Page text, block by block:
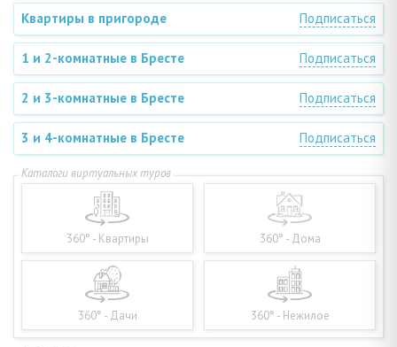
Квартиры в пригороде Подписаться
1 и 2-комнатные в Бресте Подписаться
2 и 3-комнатные в Бресте Подписаться
3 и 4-комнатные в Бресте Подписаться
360° - Квартиры 360° - Дома
360° - Дачи 360° - Нежилое